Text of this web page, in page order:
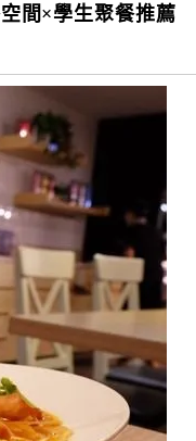
間×學生聚餐推薦